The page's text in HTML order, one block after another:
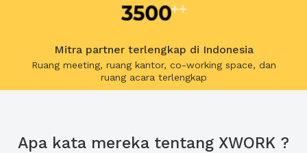
Mitra partner terlengkap di Indonesia
Ruang meeting, ruang kantor, co-working space, dan
ruang acara terlengkap
Apa kata mereka tentang XWORK ?